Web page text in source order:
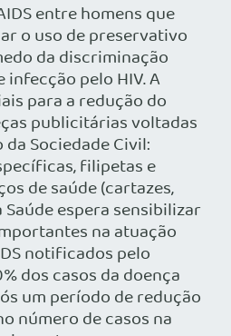
entre homens que
o uso de preservativo
da discriminação
pelo HIV. A
para a redução do
publicitárias voltadas
Sociedade Civil:
filipetas e
de saúde (cartazes,
espera sensibilizar
na atuação
notificados pelo
dos casos da doença
um período de redução
número de casos na